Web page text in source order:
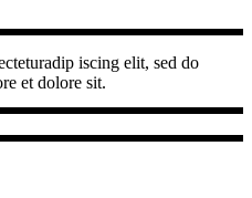
iscing elit, sed do
et dolore sit.